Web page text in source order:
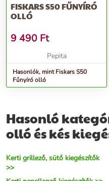
FISKARS S50 FŰNYÍRÓ
OLLÓ
9 490 Ft
Pepita
Hasonlók, mint Fiskars S50
Fűnyíró olló
Hasonló
olló és kés
Kerti grillező, sütő kiegészítők
>>